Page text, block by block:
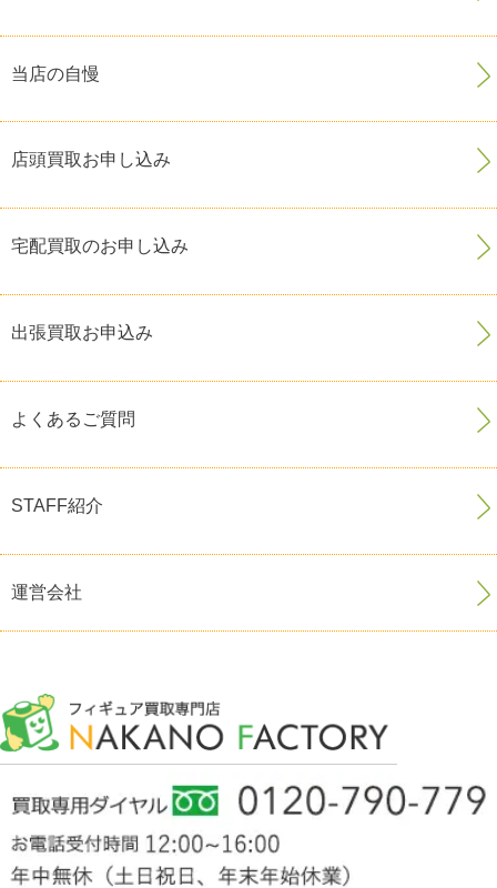
当店の自慢
店頭買取お申し込み
宅配買取のお申し込み
出張買取お申込み
よくあるご質問
STAFF紹介
運営会社